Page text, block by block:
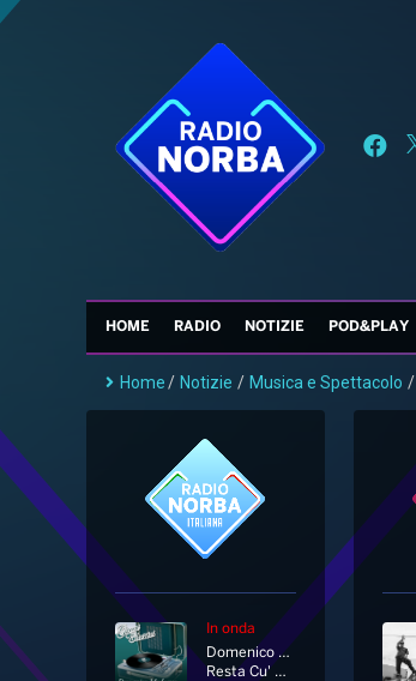
HOME RADIO NOTIZIE POD&PLAY
Home/ Notizie / Musica e Spettacolo /
In onda
Domenico Modugno
Resta Cu' Mme